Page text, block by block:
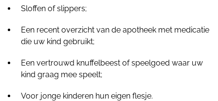
Sloffen of slippers;
Een recent overzicht van de apotheek met medicatie
die uw kind gebruikt;
Een vertrouwd knuffelbeest of speelgoed waar uw
kind graag mee speelt;
Voor jonge kinderen hun eigen flesje.